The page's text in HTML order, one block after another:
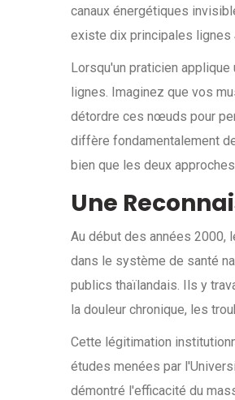
canaux énergétiques
existe dix principales lignes
Lorsqu'un praticien
lignes. Imaginez que vos
détordre ces nœuds pour
diffère fondamentalement
bien que les deux
Une
Au début des années 2000,
dans le système de santé
publics thaïlandais. Ils y
la douleur chronique, les
Cette légitimation
études menées par
démontré l'efficacité du